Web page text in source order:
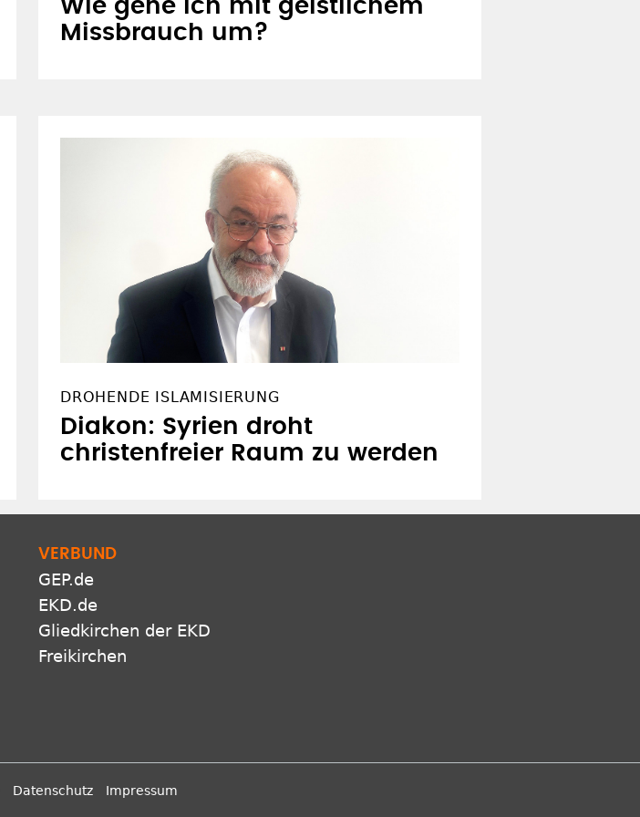
Wie gehe ich mit geistlichem
Missbrauch um?
DROHENDE ISLAMISIERUNG
Diakon: Syrien droht
christenfreier Raum zu werden
VERBUND
GEP.de
EKD.de
Gliedkirchen der EKD
Freikirchen
Datenschutz Impressum